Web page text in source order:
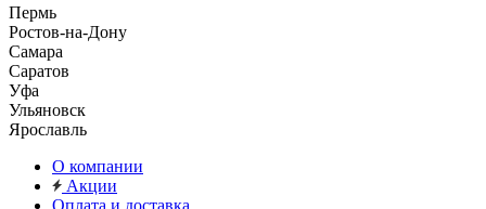
Пермь
Ростов-на-Дону
Самара
Саратов
Уфа
Ульяновск
Ярославль
О компании
Акции
Оплата и доставка